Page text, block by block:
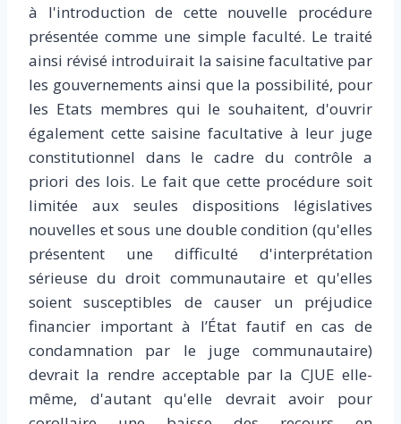
à l'introduction de cette nouvelle procédure
présentée comme une simple faculté. Le traité
ainsi révisé introduirait la saisine facultative par
les gouvernements ainsi que la possibilité, pour
les Etats membres qui le souhaitent, d'ouvrir
également cette saisine facultative à leur juge
constitutionnel dans le cadre du contrôle a
priori des lois. Le fait que cette procédure soit
limitée aux seules dispositions législatives
nouvelles et sous une double condition (qu'elles
présentent une difficulté d'interprétation
sérieuse du droit communautaire et qu'elles
soient susceptibles de causer un préjudice
financier important à l’État fautif en cas de
condamnation par le juge communautaire)
devrait la rendre acceptable par la CJUE elle-
même, d'autant qu'elle devrait avoir pour